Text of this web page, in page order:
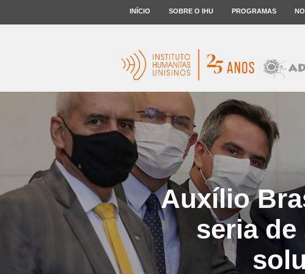
INÍCIO SOBRE O IHU PROGRAMAS
Auxílio
seria de